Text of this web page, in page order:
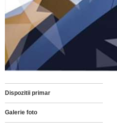
Dispozitii primar
Galerie foto